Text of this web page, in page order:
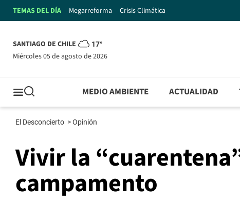
TEMAS DEL DÍA Megarreforma Crisis Climática
SANTIAGO DE CHILE 17°
miércoles 05 de agosto de 2026
MEDIO AMBIENTE ACTUALIDAD
El Desconcierto >Opinión
Vivir la
campamento